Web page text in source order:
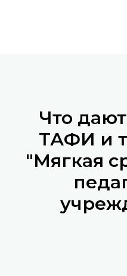
Что
ТАФИ и
"Мягкая